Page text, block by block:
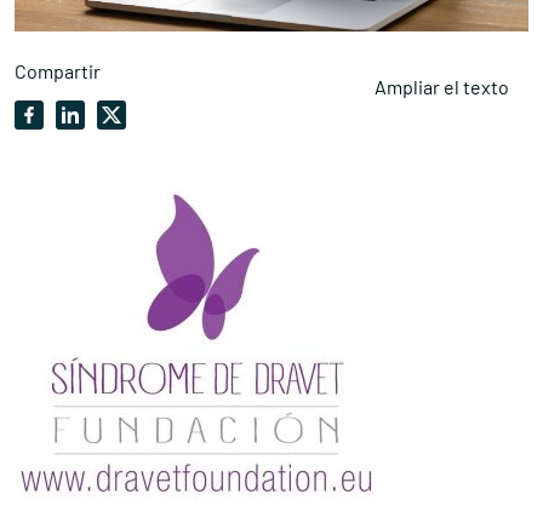
Compartir
Ampliar el texto